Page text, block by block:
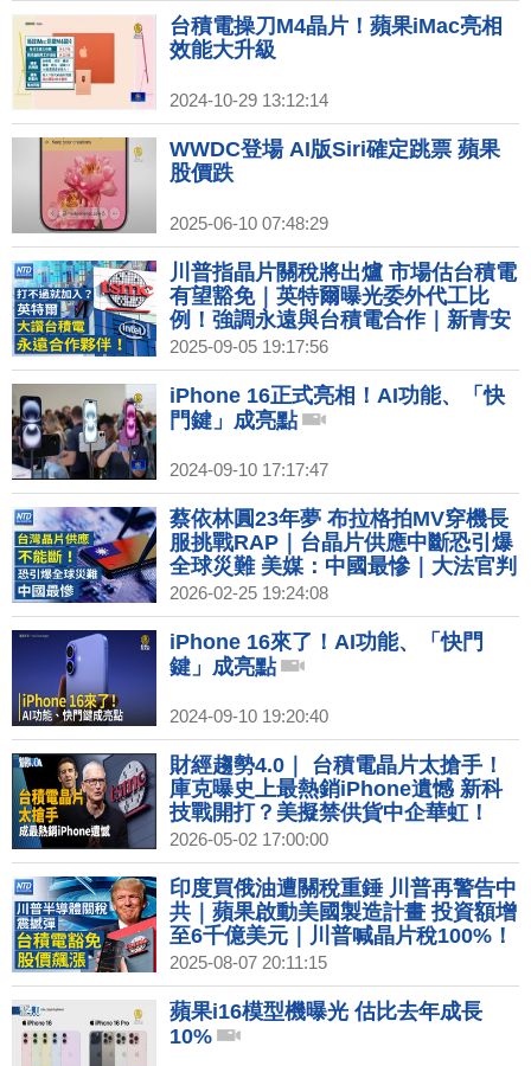
台積電操刀M4晶片！蘋果iMac亮相
效能大升級
2024-10-29 13:12:14
WWDC登場 AI版Siri確定跳票 蘋果
股價跌
2025-06-10 07:48:29
川普指晶片關稅將出爐 市場估台積電
有望豁免｜英特爾曝光委外代工比
例！強調永遠與台積電合作｜新青安
鬆綁有助緩解資金吃緊 金管會：不會
讓炒房捲土重來｜縱橫時尚圈半世
紀！Armani創辦人辭世享耆壽91歲
2025-09-05 19:17:56
iPhone 16正式亮相！AI功能、「快
門鍵」成亮點
2024-09-10 17:17:47
蔡依林圓23年夢 布拉格拍MV穿機長
服挑戰RAP｜台晶片供應中斷恐引爆
全球災難 美媒：中國最慘｜大法官判
對等關稅無效！川普國情咨文藏玄
機？｜台採購美天然氣有意增加 中
油：長期占比達3成
2026-02-25 19:24:08
iPhone 16來了！AI功能、「快門
鍵」成亮點
2024-09-10 19:20:40
財經趨勢4.0｜ 台積電晶片太搶手！
庫克曝史上最熱銷iPhone遺憾 新科
技戰開打？美擬禁供貨中企華虹！
2026-05-02 17:00:00
印度買俄油遭關稅重錘 川普再警告中
共｜蘋果啟動美國製造計畫 投資額增
至6千億美元｜川普喊晶片稅100%！
台積電豁免 股價飆漲｜台積電洩密案
東京威力科創：配合調查
2025-08-07 20:11:15
蘋果i16模型機曝光 估比去年成長
10%